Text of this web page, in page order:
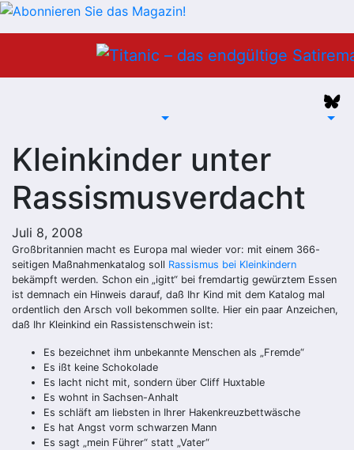
Kleinkinder unter
Rassismusverdacht
Juli 8, 2008
Großbritannien macht es Europa mal wieder vor: mit einem 366-
seitigen Maßnahmenkatalog soll Rassismus bei Kleinkindern
bekämpft werden. Schon ein „igitt“ bei fremdartig gewürztem Essen
ist demnach ein Hinweis darauf, daß Ihr Kind mit dem Katalog mal
ordentlich den Arsch voll bekommen sollte. Hier ein paar Anzeichen,
daß Ihr Kleinkind ein Rassistenschwein ist:
Es bezeichnet ihm unbekannte Menschen als „Fremde“
Es ißt keine Schokolade
Es lacht nicht mit, sondern über Cliff Huxtable
Es wohnt in Sachsen-Anhalt
Es schläft am liebsten in Ihrer Hakenkreuzbettwäsche
Es hat Angst vorm schwarzen Mann
Es sagt „mein Führer“ statt „Vater“